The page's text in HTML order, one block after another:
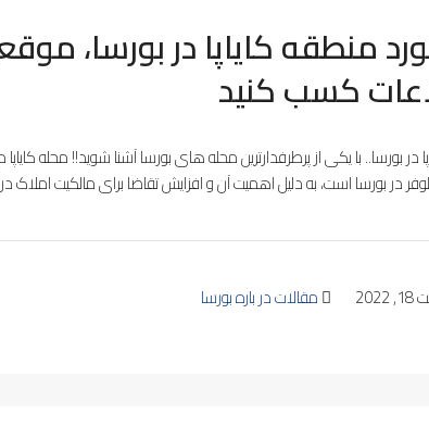
منطقه کایاپا در بورسا،
کسب کنید
در بورسا.. با یکی از پرطرفدارترین محله های بورسا آشنا شوید!! محله
در بورسا است، به دلیل اهمیت آن و افزایش تقاضا برای مالکیت املاک
مقالات در باره بورسا